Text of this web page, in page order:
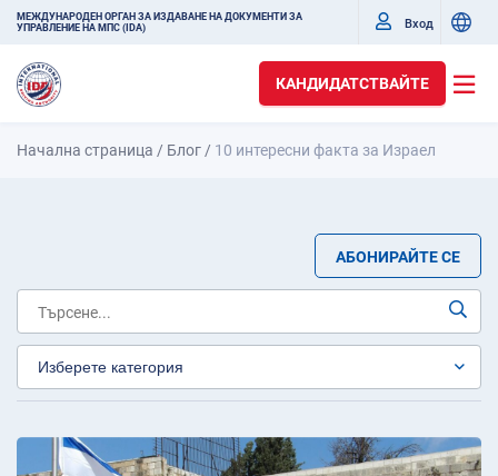
МЕЖДУНАРОДЕН ОРГАН ЗА ИЗДАВАНЕ НА ДОКУМЕНТИ ЗА
УПРАВЛЕНИЕ НА МПС (IDA)
Вход
КАНДИДАТСТВАЙТЕ
Начална страница / Блог / 10 интересни факта за Израел
АБОНИРАЙТЕ СЕ